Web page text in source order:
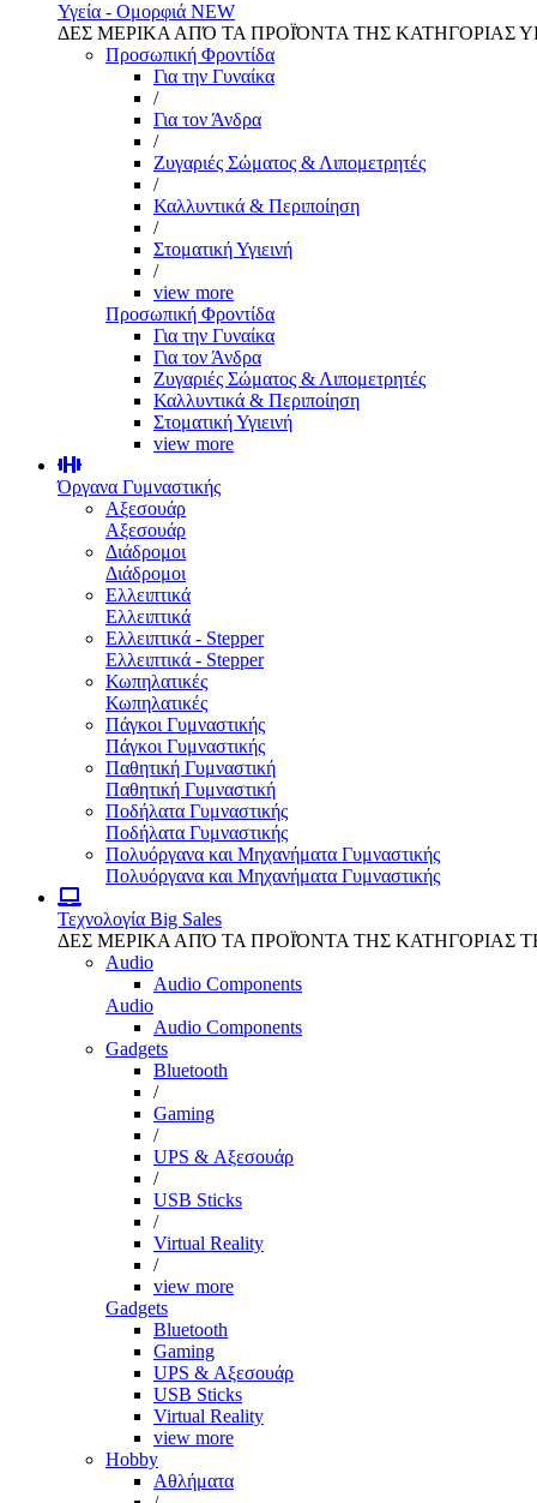
Υγεία - Ομορφιά NEW
ΔΕΣ ΜΕΡΙΚΑ ΑΠΌ ΤΑ ΠΡΟΪΌΝΤΑ ΤΗΣ ΚΑΤΗΓΟΡΙΑΣ
Προσωπική Φροντίδα
Για την Γυναίκα
/
Για τον Άνδρα
/
Ζυγαριές Σώματος & Λιπομετρητές
/
Καλλυντικά & Περιποίηση
/
Στοματική Υγιεινή
/
view more
Προσωπική Φροντίδα
Για την Γυναίκα
Για τον Άνδρα
Ζυγαριές Σώματος & Λιπομετρητές
Καλλυντικά & Περιποίηση
Στοματική Υγιεινή
view more
Όργανα Γυμναστικής
Αξεσουάρ
Αξεσουάρ
Διάδρομοι
Διάδρομοι
Ελλειπτικά
Ελλειπτικά
Ελλειπτικά - Stepper
Ελλειπτικά - Stepper
Κωπηλατικές
Κωπηλατικές
Πάγκοι Γυμναστικής
Πάγκοι Γυμναστικής
Παθητική Γυμναστική
Παθητική Γυμναστική
Ποδήλατα Γυμναστικής
Ποδήλατα Γυμναστικής
Πολυόργανα και Μηχανήματα Γυμναστικής
Πολυόργανα και Μηχανήματα Γυμναστικής
Τεχνολογία Big Sales
ΔΕΣ ΜΕΡΙΚΑ ΑΠΌ ΤΑ ΠΡΟΪΌΝΤΑ ΤΗΣ ΚΑΤΗΓΟΡΙΑΣ
Audio
Audio Components
Audio
Audio Components
Gadgets
Bluetooth
/
Gaming
/
UPS & Αξεσουάρ
/
USB Sticks
/
Virtual Reality
/
view more
Gadgets
Bluetooth
Gaming
UPS & Αξεσουάρ
USB Sticks
Virtual Reality
view more
Hobby
Αθλήματα